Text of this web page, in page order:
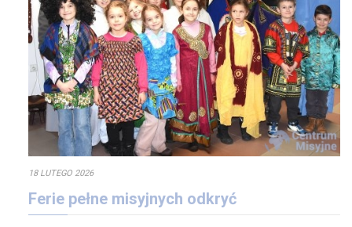
18 LUTEGO 2026
Ferie pełne misyjnych odkryć